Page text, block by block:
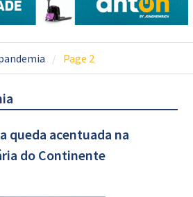
Page 2
queda acentuada na
do Continente